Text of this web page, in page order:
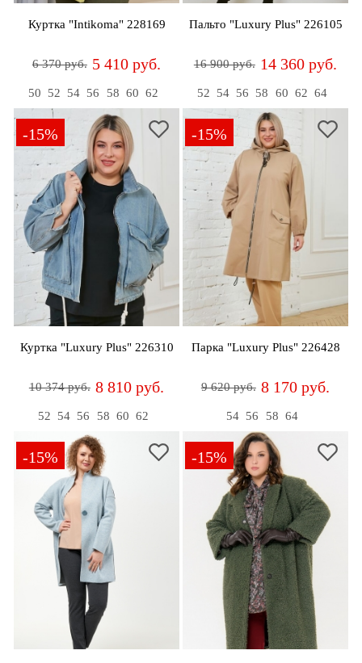
Куртка "Intikoma" 228169
6 370 руб. 5 410 руб.
50 52 54 56 58 60 62
Пальто "Luxury Plus" 226105
16 900 руб. 14 360 руб.
52 54 56 58 60 62 64
-15%
Куртка "Luxury Plus" 226310
10 374 руб. 8 810 руб.
52 54 56 58 60 62
-15%
Парка "Luxury Plus" 226428
9 620 руб. 8 170 руб.
54 56 58 64
-15% -15%